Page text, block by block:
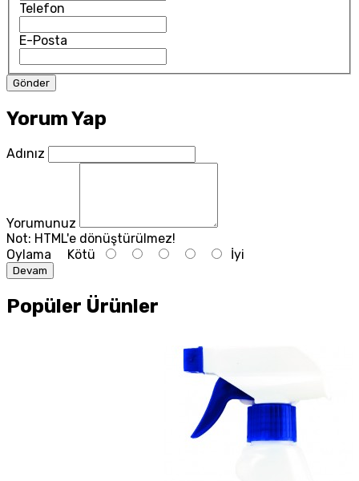
Telefon
E-Posta
Yorum Yap
Adınız
Yorumunuz
Not: HTML'e dönüştürülmez!
Oylama Kötü İyi
Devam
Popüler Ürünler